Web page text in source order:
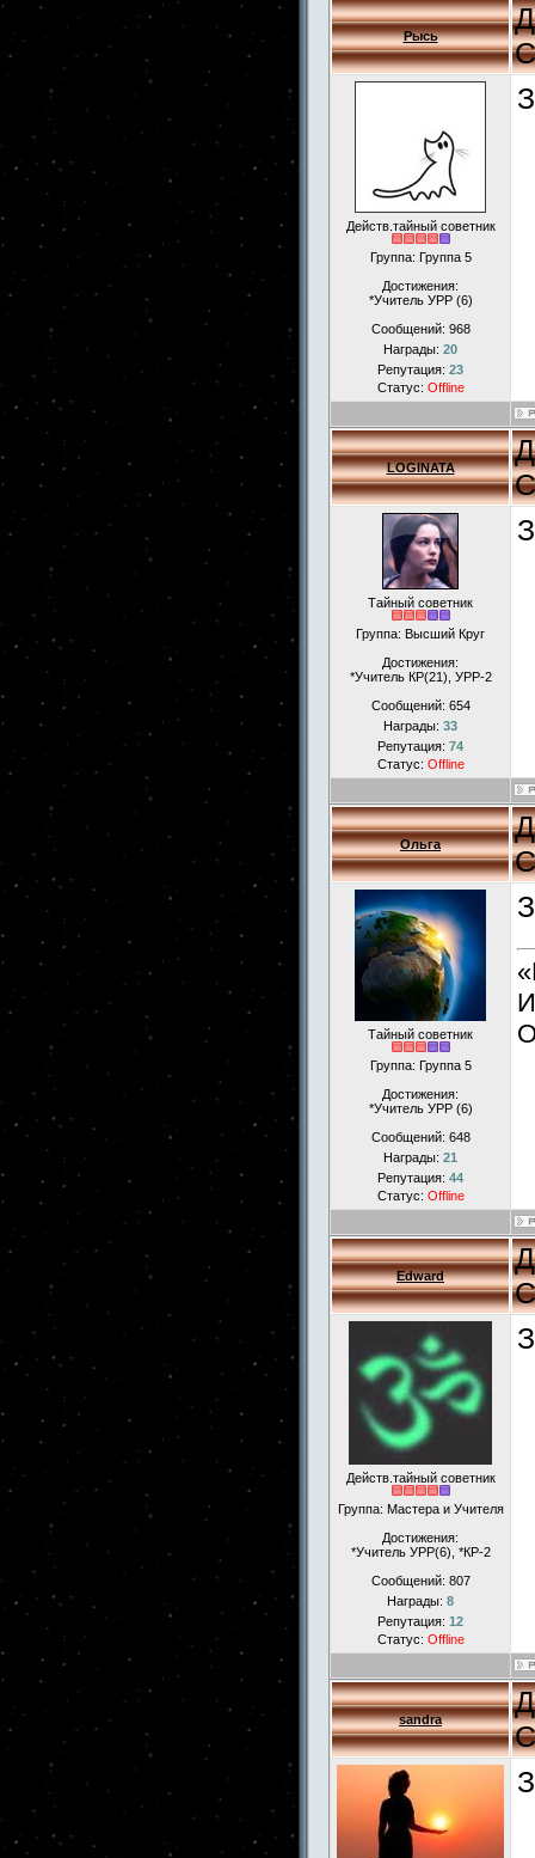
Рысь
Действ.тайный советник
Группа: Группа 5
Достижения:
*Учитель УРР (6)
Сообщений: 968
Награды: 20
Репутация: 23
Статус: Offline
LOGINATA
Тайный советник
Группа: Высший Круг
Достижения:
*Учитель КР(21), УРР-2
Сообщений: 654
Награды: 33
Репутация: 74
Статус: Offline
Ольга
Тайный советник
Группа: Группа 5
Достижения:
*Учитель УРР (6)
Сообщений: 648
Награды: 21
Репутация: 44
Статус: Offline
Edward
Действ.тайный советник
Группа: Мастера и Учителя
Достижения:
*Учитель УРР(6), *КР-2
Сообщений: 807
Награды: 8
Репутация: 12
Статус: Offline
sandra